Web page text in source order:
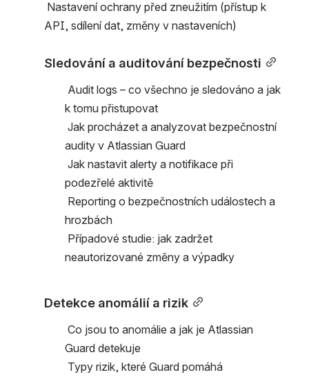
API, sdílení dat, změny v nastaveních)
Sledování a auditování bezpečnosti
k tomu přistupovat
audity v Atlassian Guard
podezřelé aktivitě
hrozbách
neautorizované změny a výpadky
Detekce anomálií a rizik
Guard detekuje